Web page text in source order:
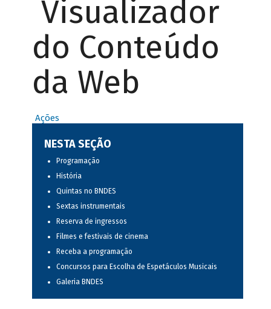
Visualizador
do Conteúdo
da Web
Ações
NESTA SEÇÃO
Programação
História
Quintas no BNDES
Sextas instrumentais
Reserva de ingressos
Filmes e festivais de cinema
Receba a programação
Concursos para Escolha de Espetáculos Musicais
Galeria BNDES